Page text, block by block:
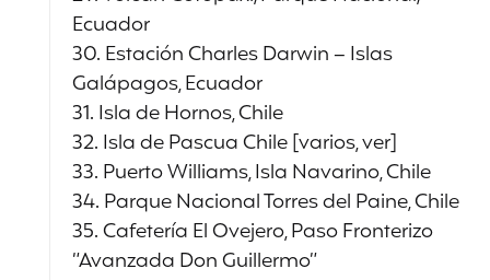
Ecuador
30. Estación Charles Darwin – Islas
Galápagos, Ecuador
31. Isla de Hornos, Chile
32. Isla de Pascua Chile [varios, ver]
33. Puerto Williams, Isla Navarino, Chile
34. Parque Nacional Torres del Paine, Chile
35. Cafetería El Ovejero, Paso Fronterizo
“Avanzada Don Guillermo”